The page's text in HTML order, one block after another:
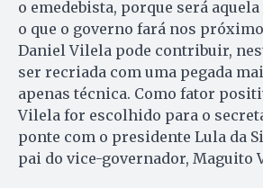
o emedebista, porque será
o que o governo fará nos
Daniel Vilela pode contribuir,
ser recriada com uma pegada
apenas técnica. Como fator
Vilela for escolhido para o
ponte com o presidente Lula da
pai do vice-governador, Maguito